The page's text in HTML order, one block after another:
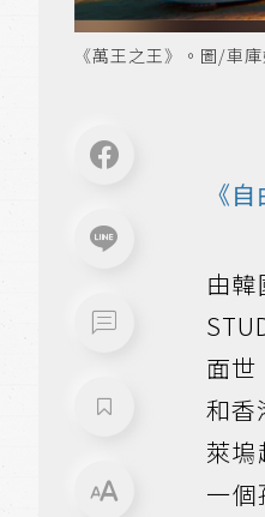
《萬王之王》。圖/車
《
由
面
和香
萊
一